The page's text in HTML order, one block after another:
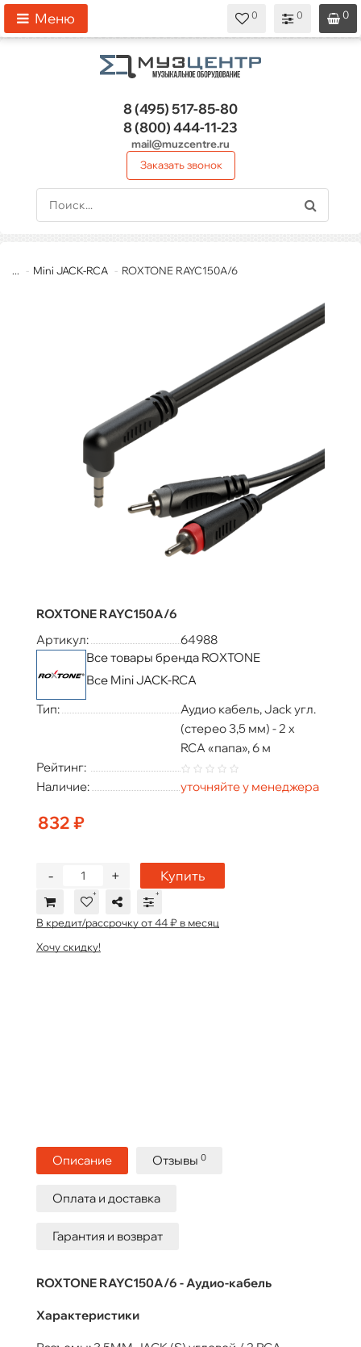
0
0
0
Меню
8 (495)517-85-80
8 (800)444-11-23
mail@muzcentre.ru
Заказать звонок
... Mini JACK-RCA ROXTONE RAYC150A/6
ROXTONE RAYC150A/6
Артикул:
64988
Все товары бренда ROXTONE
Все Mini JACK-RCA
Тип:
Аудио кабель, Jack угл.
(стерео 3,5 мм) - 2 х
RCA «папа», 6 м
Рейтинг:
Наличие:
уточняйте у менеджера
832 ₽
+
- Купить
В кредит/рассрочку от 44 ₽ в месяц
Хочу скидку!
Описание Отзывы 0
Оплата и доставка
Гарантия и возврат
ROXTONE RAYC150A/6 - Аудио-кабель
Характеристики